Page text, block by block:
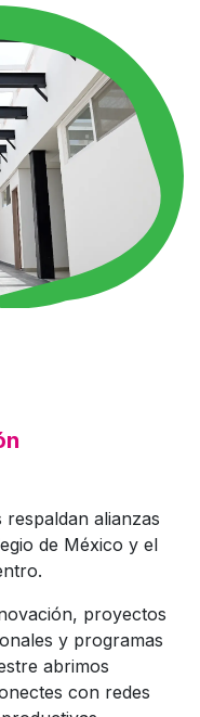
alianzas
de México y el
proyectos
y programas
abrimos
con redes